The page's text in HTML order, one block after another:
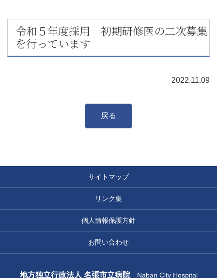
令和５年度採用 初期研修医の二次募集
を行っています
2022.11.09
戻る
サイトマップ
リンク集
個人情報保護方針
お問い合わせ
地方独立行政法人 名張市立病院Nabari City Hospital